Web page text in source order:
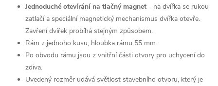
Jednoduché otevírání na tlačný magnet - na dvířka se rukou
zatlačí a speciální magnetický mechanismus dvířka otevře.
Zavření dvířek probíhá stejným způsobem.
Rám z jednoho kusu, hloubka rámu 55 mm.
Po obvodu rámu jsou z vnitřní části otvory pro uchycení do
zdiva.
Uvedený rozměr udává světlost stavebního otvoru, který je